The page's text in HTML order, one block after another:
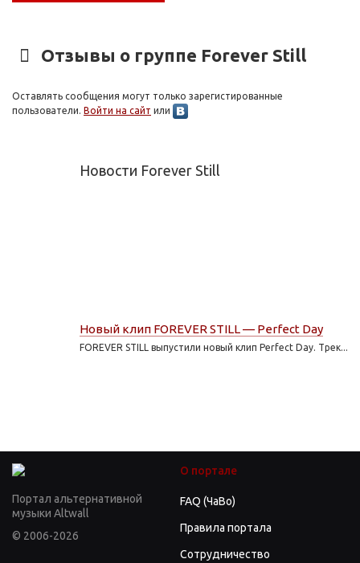
Отзывы о группе Forever Still
Оставлять сообщения могут только зарегистированные
пользователи. Войти на сайт или
Новости Forever Still
Новый клип FOREVER STILL — Perfect Day
FOREVER STILL выпустили новый клип Perfect Day. Трек...
Портал альтернативной
музыки Altwall
© 2006-2026
О портале
FAQ (ЧаВо)
Правила портала
Сотрудничество